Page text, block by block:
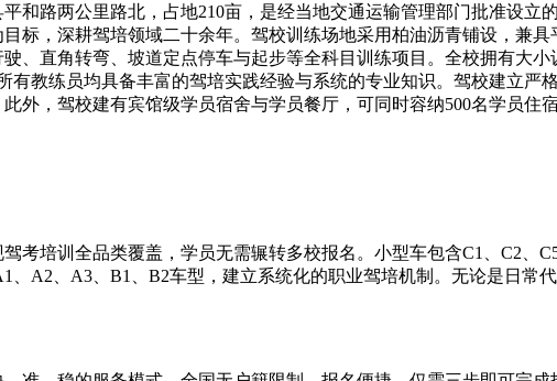
路两公里路北，占地210亩，是经当地交通运输管理部门批准设立
标，深耕驾培领域二十余年。驾校训练场地采用柏油沥青铺设，兼
、直角转弯、坡道定点停车与起步等全科目训练项目。全校拥有大
有教练员均具备丰富的驾培实践经验与系统的专业知识。驾校建立
外，驾校建有宾馆级学员宿舍与学员餐厅，可同时容纳500名学员
培训全品类覆盖，学员无需辗转多校报名。小型车包含C1、C2、
、A2、A3、B1、B2车型，建立系统化的职业驾培机制。无论是日常